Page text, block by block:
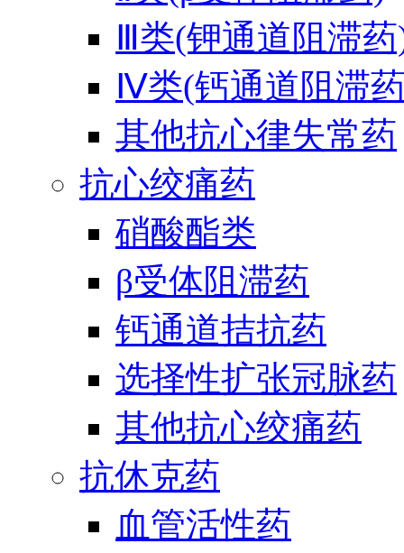
Ⅲ类(钾通道阻滞
Ⅳ类(钙通道阻滞
其他抗心律失常药
抗心绞痛药
硝酸酯类
β受体阻滞药
钙通道拮抗药
选择性扩张冠脉药
其他抗心绞痛药
抗休克药
血管活性药